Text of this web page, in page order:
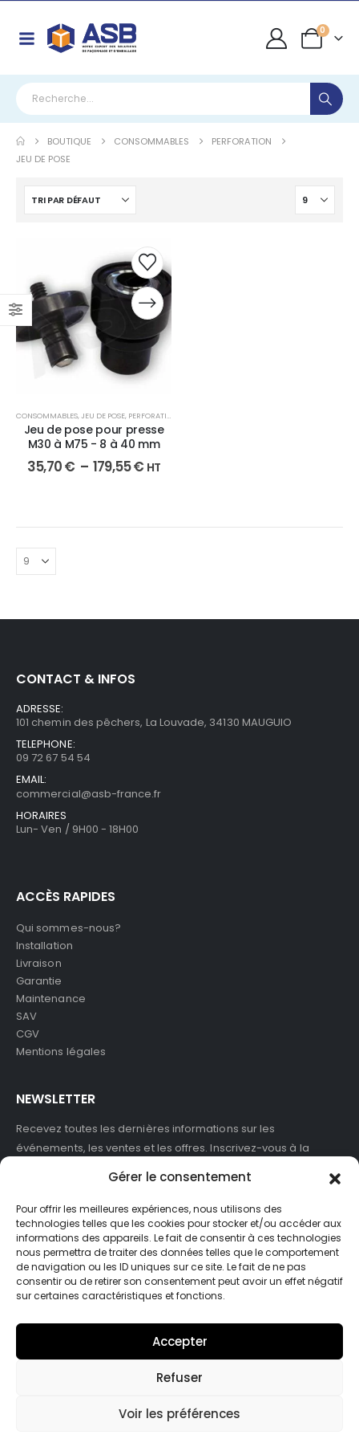
Gérer le consentement
Pour offrir les meilleures expériences, nous utilisons des
technologies telles que les cookies pour stocker et/ou accéder aux
informations des appareils. Le fait de consentir à ces technologies
nous permettra de traiter des données telles que le comportement
de navigation ou les ID uniques sur ce site. Le fait de ne pas
consentir ou de retirer son consentement peut avoir un effet négatif
sur certaines caractéristiques et fonctions.
Accepter
Refuser
Voir les préférences
0
BOUTIQUE CONSOMMABLES
PERFORATION
JEU DE POSE
CONSOMMABLES,JEU DE POSE, PERFORATION
Jeu de pose pour presse
M30 à M75 - 8 à 40 mm
35,70€ – 179,55€ HT
CONTACT & INFOS
ADRESSE:
101 chemin des pêchers, La Louvade, 34130 MAUGUIO
TELEPHONE:
09 72 67 54 54
EMAIL:
commercial@asb-france.fr
HORAIRES
Lun- Ven / 9H00 - 18H00
ACCÈS RAPIDES
Qui sommes-nous?
Installation
Livraison
Garantie
Maintenance
SAV
CGV
Mentions légales
NEWSLETTER
Recevez toutes les dernières informations sur les
événements, les ventes et les offres. Inscrivez-vous à la
J'accepte de recevoir des newsletters et des informations
marketing de ASB France.